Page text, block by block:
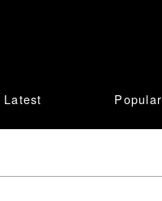
Latest Popular